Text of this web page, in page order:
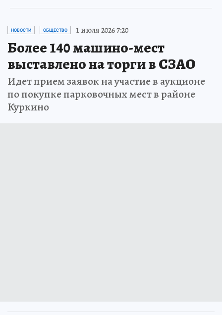
НОВОСТИ ОБЩЕСТВО 1 июля 2026 7:20
Более 140 машино-мест
выставлено на торги в СЗАО
Идет прием заявок на участие в аукционе
по покупке парковочных мест в районе
Куркино